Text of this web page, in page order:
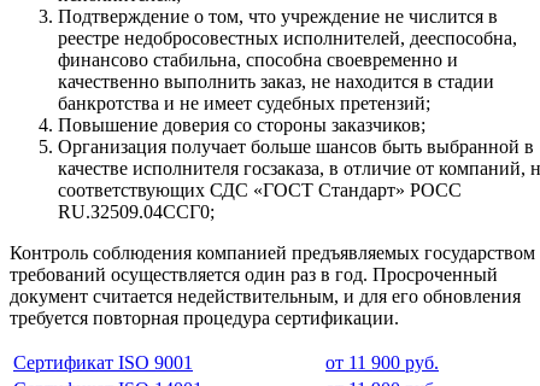
Подтверждение о том, что учреждение не числится в
реестре недобросовестных исполнителей, дееспособна,
финансово стабильна, способна своевременно и
качественно выполнить заказ, не находится в стадии
банкротства и не имеет судебных претензий;
Повышение доверия со стороны заказчиков;
Организация получает больше шансов быть выбранной в
качестве исполнителя госзаказа, в отличие от компаний,
соответствующих СДС «ГОСТ Стандарт» РОСС
RU.З2509.04ССГ0;
Контроль соблюдения компанией предъявляемых государством
требований осуществляется один раз в год. Просроченный
документ считается недействительным, и для его обновления
требуется повторная процедура сертификации.
Сертификат ISO 9001
от 11 900 руб.